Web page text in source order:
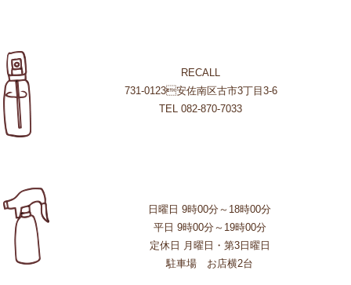
RECALL
731-0123安佐南区古市3丁目3-6
TEL 082-870-7033
日曜日 9時00分～18時00分
平日 9時00分～19時00分
定休日 月曜日・第3日曜日
駐車場 お店横2台